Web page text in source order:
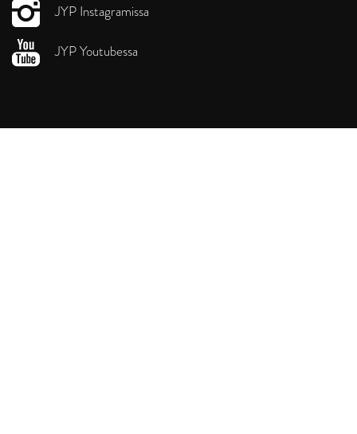
JYP Instagramissa
JYP Youtubessa